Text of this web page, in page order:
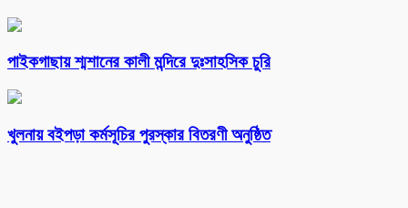
পাইকগাছায় শ্মশানের কালী মন্দিরে দুঃসাহসিক চুরি
খুলনায় বইপড়া কর্মসূচির পুরস্কার বিতরণী অনুষ্ঠিত